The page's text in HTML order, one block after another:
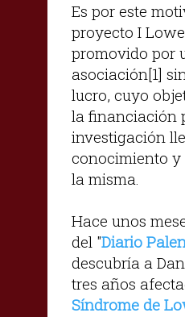
Es por este
proyecto I
promovido por
asociación[1]
lucro, cuyo
la financiación
investigación
conocimiento
la misma.
Hace unos
del "Diario
descubría a
tres años
Síndrome de